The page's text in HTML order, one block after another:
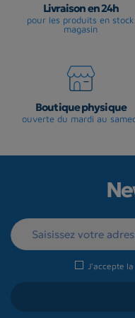
Livraison en 24h
pour les produits en stock
magasin
Boutique physique
ouverte du mardi au
J'accepte la